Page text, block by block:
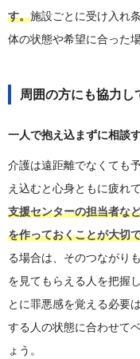
す。施設ごとに受け入れ
体の状態や希望に合った
周囲の方にも協力し
一人で抱え込まずに相談
介護は遠距離でなくても
え込むと心身ともに疲れ
支援センターの担当者な
を作っておくことが大切
る場合は、そのつながり
を見てもらえる人を把握
とに罪悪感を覚える必要
する人の状態に合わせて
ょう。